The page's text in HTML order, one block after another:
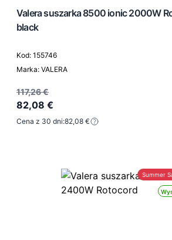
Valera suszarka 8500 ionic 2000W
black
Kod: 155746
Marka: VALERA
117,26 €
82,08 €
Cena z 30 dni:82,08 €
Summer